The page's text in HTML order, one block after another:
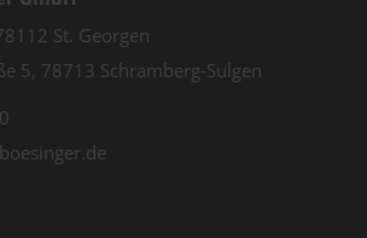
St. Georgen
5, 78713 Schramberg-Sulgen